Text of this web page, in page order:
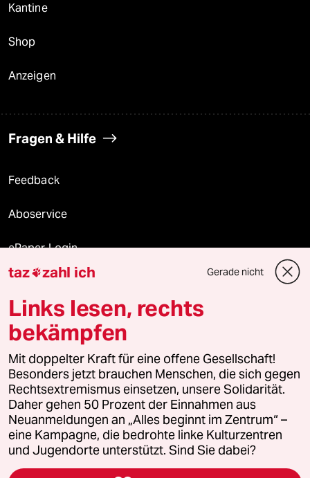
Kantine
Shop
Anzeigen
Fragen & Hilfe
Feedback
Aboservice
ePaper Login
Downloads für Abonnierende
© 2026 taz Verlags und Vertriebs GmbH
Alle Rechte vorbehalten. Bei rechtlichen Fragen oder für Genehmigungen
wenden Sie sich bitte an
lizenzen@taz.de
Feedback Redaktionsstatut Kommune-Richtlinien
Leitlinie Informant Datenschutz Impressum AGB
taz zahl ich Gerade nicht
Links lesen, rechts
bekämpfen
Mit doppelter Kraft für eine offene Gesellschaft!
Besonders jetzt brauchen Menschen, die sich gegen
Rechtsextremismus einsetzen, unsere Solidarität.
Daher gehen 50 Prozent der Einnahmen aus
Neuanmeldungen an „Alles beginnt im Zentrum“ –
eine Kampagne, die bedrohte linke Kulturzentren
und Jugendorte unterstützt. Sind Sie dabei?